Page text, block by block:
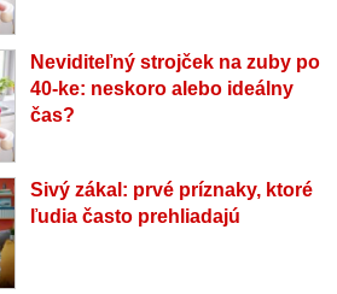
Neviditeľný strojček na zuby po
40-ke: neskoro alebo ideálny
čas?
Sivý zákal: prvé príznaky, ktoré
ľudia často prehliadajú